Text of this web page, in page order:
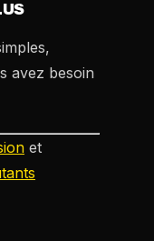
avez besoin
et